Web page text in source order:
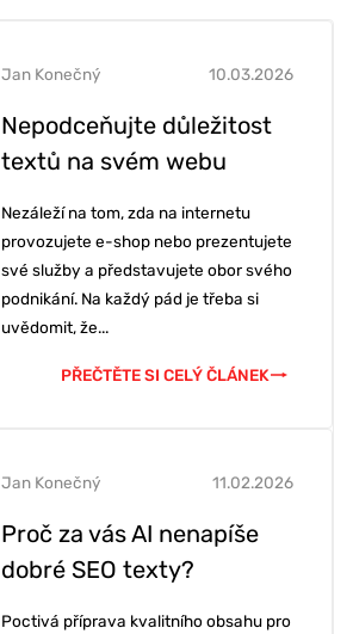
Nepodceňujte důležitost
textů na svém webu
10.03.2026
Jan Konečný
Nezáleží na tom, zda na internetu
provozujete e-shop nebo prezentujete
své služby a představujete obor svého
podnikání. Na každý pád je třeba si
uvědomit, že...
PŘEČTĚTE SI CELÝ ČLÁNEK
Proč za vás AI nenapíše
dobré SEO texty?
11.02.2026
Jan Konečný
Poctivá příprava kvalitního obsahu pro